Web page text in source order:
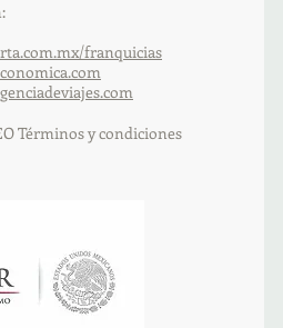
franquicias
Términos y condiciones